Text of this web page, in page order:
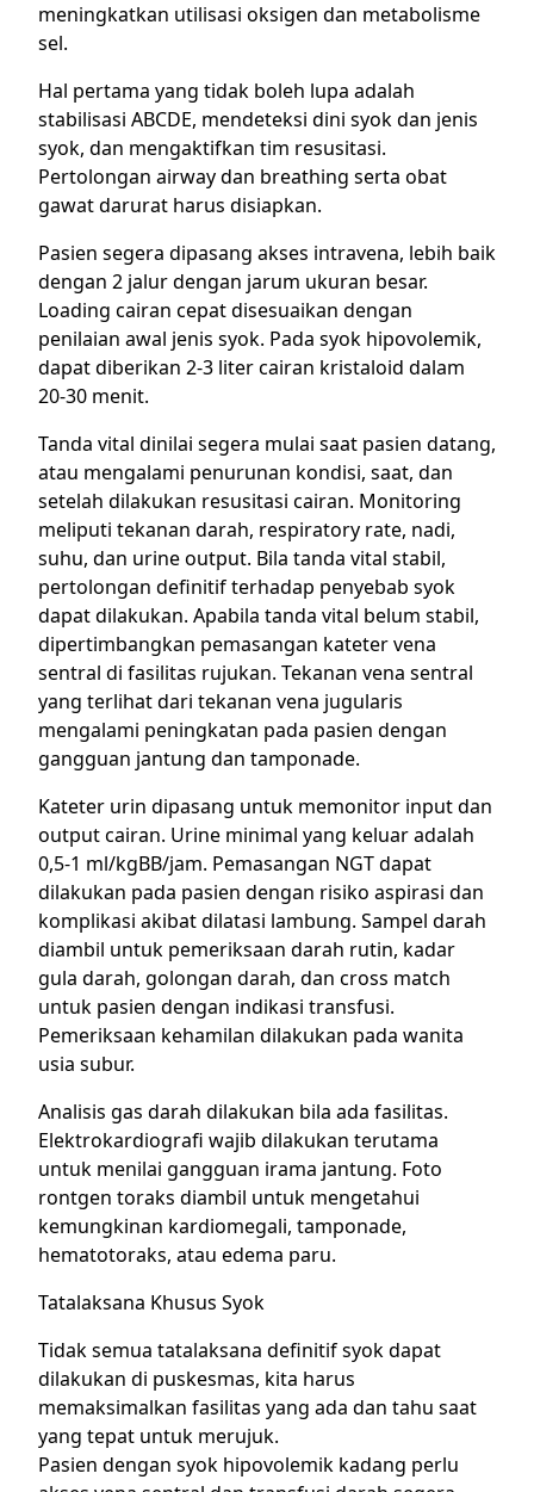
meningkatkan utilisasi oksigen dan metabolisme
sel.
Hal pertama yang tidak boleh lupa adalah
stabilisasi ABCDE, mendeteksi dini syok dan jenis
syok, dan mengaktifkan tim resusitasi.
Pertolongan airway dan breathing serta obat
gawat darurat harus disiapkan.
Pasien segera dipasang akses intravena, lebih baik
dengan 2 jalur dengan jarum ukuran besar.
Loading cairan cepat disesuaikan dengan
penilaian awal jenis syok. Pada syok hipovolemik,
dapat diberikan 2-3 liter cairan kristaloid dalam
20-30 menit.
Tanda vital dinilai segera mulai saat pasien datang,
atau mengalami penurunan kondisi, saat, dan
setelah dilakukan resusitasi cairan. Monitoring
meliputi tekanan darah, respiratory rate, nadi,
suhu, dan urine output. Bila tanda vital stabil,
pertolongan definitif terhadap penyebab syok
dapat dilakukan. Apabila tanda vital belum stabil,
dipertimbangkan pemasangan kateter vena
sentral di fasilitas rujukan. Tekanan vena sentral
yang terlihat dari tekanan vena jugularis
mengalami peningkatan pada pasien dengan
gangguan jantung dan tamponade.
Kateter urin dipasang untuk memonitor input dan
output cairan. Urine minimal yang keluar adalah
0,5-1 ml/kgBB/jam. Pemasangan NGT dapat
dilakukan pada pasien dengan risiko aspirasi dan
komplikasi akibat dilatasi lambung. Sampel darah
diambil untuk pemeriksaan darah rutin, kadar
gula darah, golongan darah, dan cross match
untuk pasien dengan indikasi transfusi.
Pemeriksaan kehamilan dilakukan pada wanita
usia subur.
Analisis gas darah dilakukan bila ada fasilitas.
Elektrokardiografi wajib dilakukan terutama
untuk menilai gangguan irama jantung. Foto
rontgen toraks diambil untuk mengetahui
kemungkinan kardiomegali, tamponade,
hematotoraks, atau edema paru.
Tatalaksana Khusus Syok
Tidak semua tatalaksana definitif syok dapat
dilakukan di puskesmas, kita harus
memaksimalkan fasilitas yang ada dan tahu saat
yang tepat untuk merujuk.
Pasien dengan syok hipovolemik kadang perlu